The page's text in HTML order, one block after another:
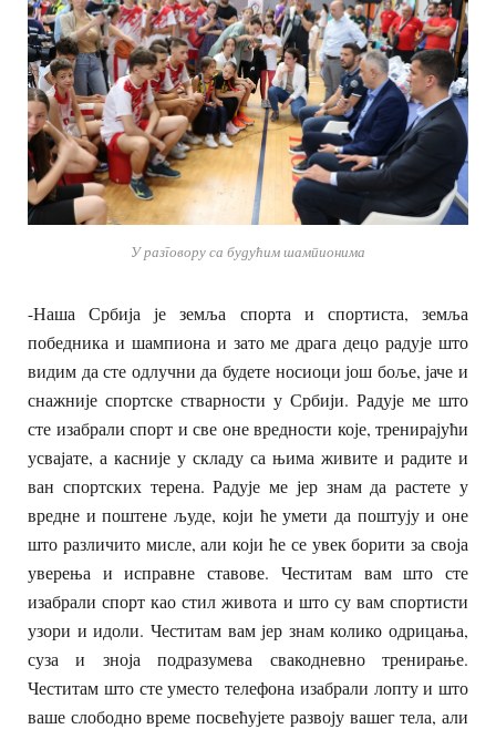
У разговору са будућим шампионима
-Наша Србија је земља спорта и спортиста, земља
победника и шампиона и зато ме драга децо радује што
видим да сте одлучни да будете носиоци још боље, јаче и
снажније спортске стварности у Србији. Радује ме што
сте изабрали спорт и све оне вредности које, тренирајући
усвајате, а касније у складу са њима живите и радите и
ван спортских терена. Радује ме јер знам да растете у
вредне и поштене људе, који ће умети да поштују и оне
што различито мисле, али који ће се увек борити за своја
уверења и исправне ставове. Честитам вам што сте
изабрали спорт као стил живота и што су вам спортисти
узори и идоли. Честитам вам јер знам колико одрицања,
суза и зноја подразумева свакодневно тренирање.
Честитам што сте уместо телефона изабрали лопту и што
ваше слободно време посвећујете развоју вашег тела, али